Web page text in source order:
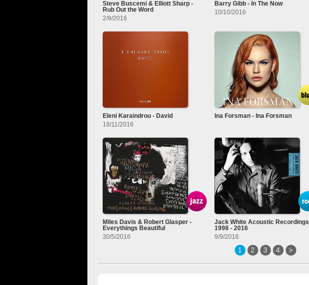
Steve Buscemi & Elliott Sharp -
Rub Out the Word
2/9/2016
Barry Gibb - In The Now
10/10/2016
Eleni Karaindrou - David
18/11/2016
Ina Forsman - Ina Forsman
Miles Davis & Robert Glasper -
Everythings Beautiful
30/5/2016
Jack White Acoustic Recordings
1998 - 2016
9/9/2016
1 2 3 4 >